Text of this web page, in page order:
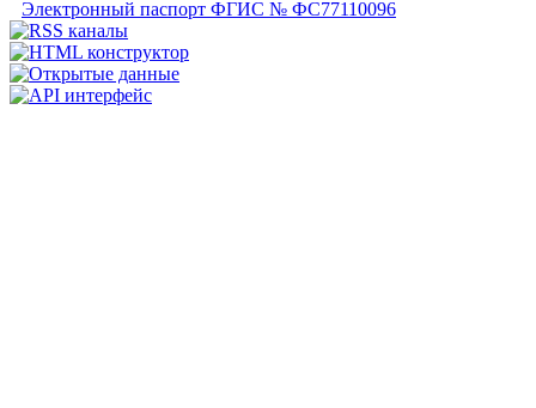
Электронный паспорт ФГИС № ФС77110096